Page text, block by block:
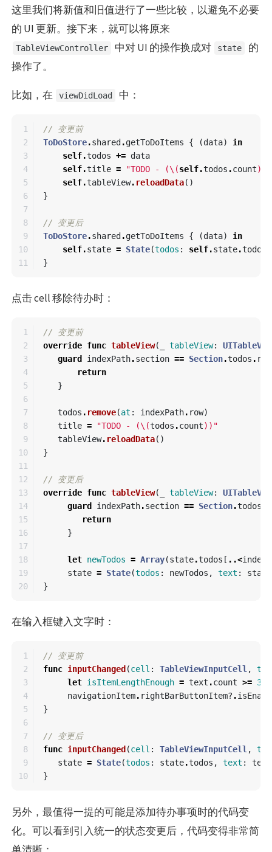
这里我们将新值和旧值进行了一些比较，以避免不必要
的 UI 更新。接下来，就可以将原来
TableViewController 中对 UI 的操作换成对 state
的
操作了。
比如，在 viewDidLoad 中：
1
2
3
4
5
6
7
8
9
10
// 变更前
ToDoStore.shared .getToDoItems { (data)
in
self.todos += data
self.title = "TODO - (\(self.todos .count)
self.tableView. reloadData()
}
// 变更后
ToDoStore.shared .getToDoItems { (data)
in
self.state = State(todos : self.state.todos
}
点击 cell 移除待办时：
1
2
3
4
5
6
7
8
9
10
11
12
13
14
15
16
17
18
19
// 变更前
override func tableView( tableView:
guard
indexPath.section == Section.todos .
return
}
todos . remove(at : indexPath. row)
title = "TODO - (\(todos .count) )"
tableView. reloadData()
}
// 变更后
override func tableView( tableView:
guard
indexPath.section == Section.todos
return
}
let newTodos = Array(state.todos [ ..<
state = State(todos : newTodos , text : state
}
在输入框键入文字时：
1
2
3
4
5
6
7
8
9
// 变更前
func inputChanged (cell : TableViewInputCell,
let isItemLengthEnough = text .count >= 3
navigationItem. rightBarButtonItem? .
}
// 变更后
func inputChanged (cell : TableViewInputCell,
state = State(todos : state.todos , text : text
}
另外，最值得一提的可能是添加待办事项时的代码变
化。可以看到引入统一的状态变更后，代码变得非常简